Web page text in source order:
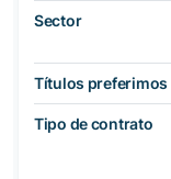
Sector
Títulos preferimos
Tipo de contrato